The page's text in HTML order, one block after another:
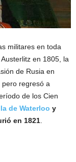
militares en toda
en 1805, la
de Rusia en
regresó a
de los Cien
de Waterloo y
en 1821